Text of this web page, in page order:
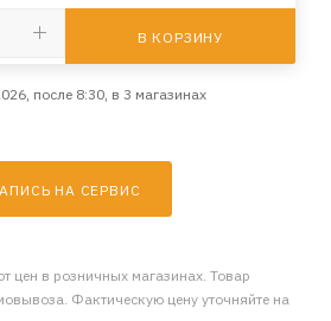
В КОРЗИНУ
после 8:30, в 3 магазинах
НА СЕРВИС
цен в розничных магазинах. Товар
Фактическую цену уточняйте на